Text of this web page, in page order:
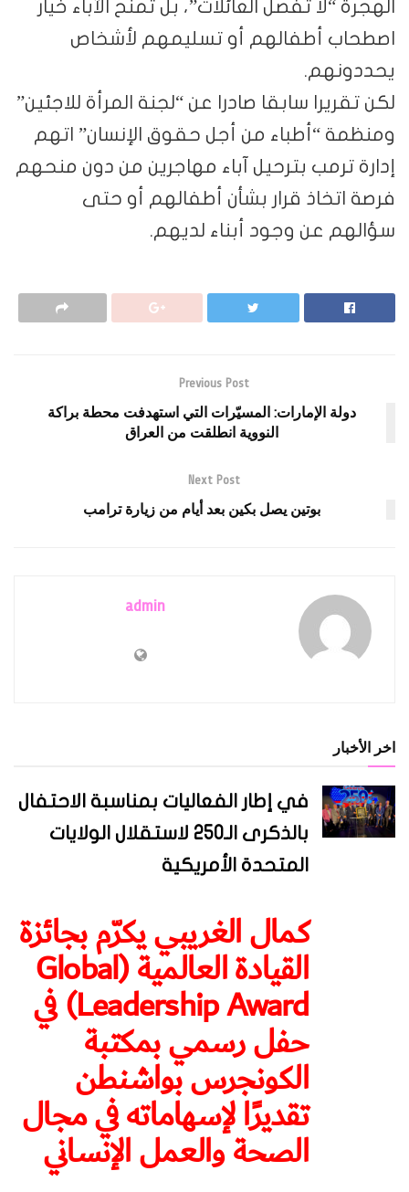
الهجرة “لا تفصل العائلات”، بل تمنح الآباء خيار
اصطحاب أطفالهم أو تسليمهم لأشخاص
يحددونهم.
لكن تقريرا سابقا صادرا عن “لجنة المرأة للاجئين”
ومنظمة “أطباء من أجل حقوق الإنسان” اتهم
إدارة ترمب بترحيل آباء مهاجرين من دون منحهم
فرصة اتخاذ قرار بشأن أطفالهم أو حتى
سؤالهم عن وجود أبناء لديهم.
Previous Post
دولة الإمارات: المسيّرات التي استهدفت محطة براكة
النووية انطلقت من العراق
Next Post
بوتين يصل بكين بعد أيام من زيارة ترامب
admin
اخر الأخبار
في إطار الفعاليات بمناسبة الاحتفال
بالذكرى الـ250 لاستقلال الولايات
المتحدة الأمريكية
كمال الغريبي يكرّم بجائزة
القيادة العالمية (Global
Leadership Award) في
حفل رسمي بمكتبة
الكونجرس بواشنطن
تقديرًا لإسهاماته في مجال
الصحة والعمل الإنساني